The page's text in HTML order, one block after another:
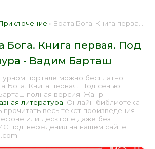
» Врата Бога. Книга первая. Под сенью Ашшура - Вадим Барташ 📕 - Книга онлайн бесплатно
Бога. Книга первая. Под
- Вадим Барташ
портале можно бесплатно
Бога. Книга первая. Под сенью
полная версия. Жанр:
литература . Онлайн библиотека
весь текст произведения
или десктопе даже без
подтверждения на нашем сайте